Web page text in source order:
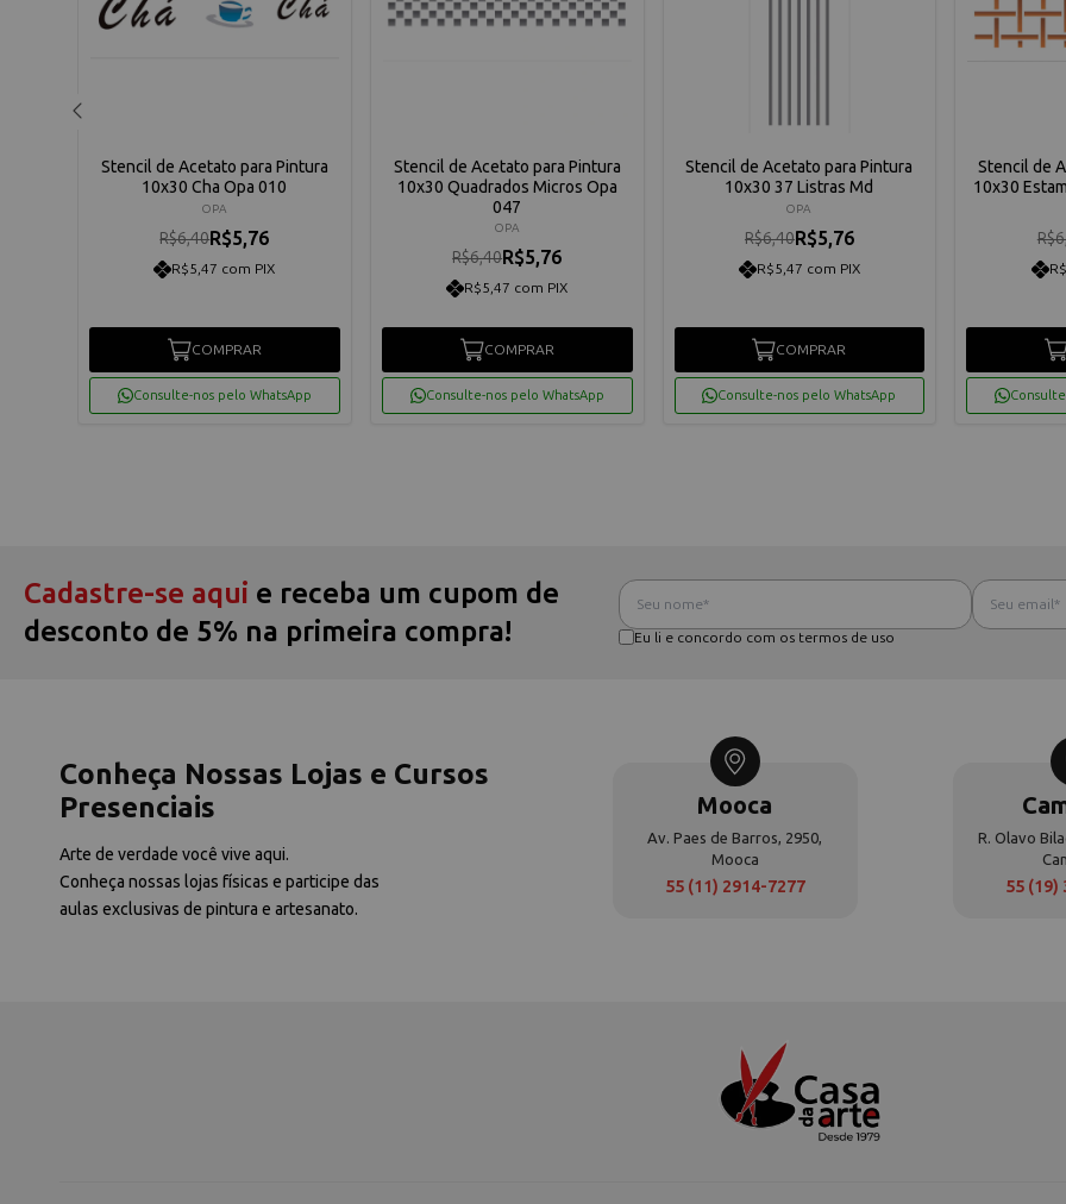
Stencil de Acetato para Pintura
10x30 Cha Opa 010
OPA
R$6,40R$5,76
R$5,47 com PIX
COMPRAR
Consulte-nos pelo WhatsApp
Stencil de Acetato para Pintura
10x30 Quadrados Micros Opa
047
OPA
R$6,40R$5,76
R$5,47 com PIX
COMPRAR
Consulte-nos pelo WhatsApp
Stencil de Acetato para Pintura
10x30 37 Listras Md
OPA
R$6,40R$5,76
R$5,47 com PIX
COMPRAR
Consulte-nos pelo WhatsApp
Stencil de
10x30
Cadastre-se aqui e receba um cupom de
desconto de 5% na primeira compra!
Eu li e concordo com os termos de uso
Conheça Nossas Lojas e Cursos
Presenciais
Arte de verdade você vive aqui.
Conheça nossas lojas físicas e participe das
aulas exclusivas de pintura e artesanato.
Mooca
Av. Paes de Barros, 2950,
Mooca
55 (11) 2914-7277
R. Olavo
55 (19)